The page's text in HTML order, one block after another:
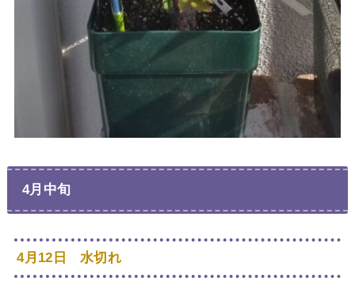
4月中旬
4月12日 水切れ